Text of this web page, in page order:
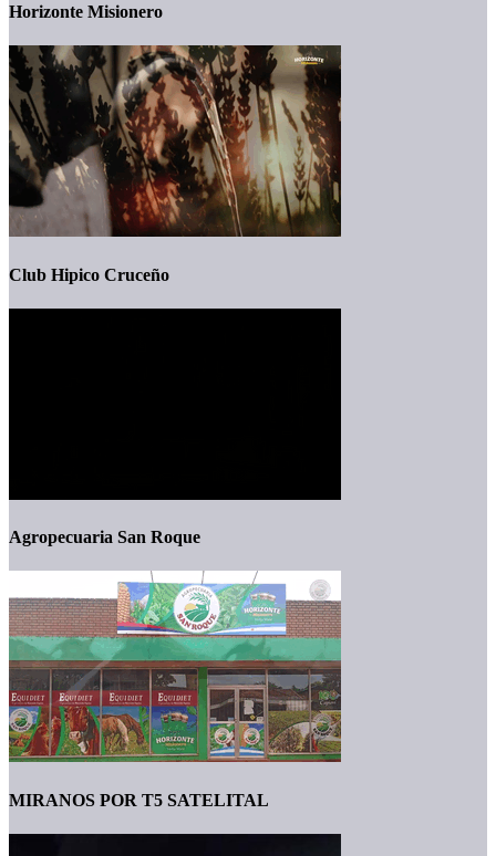
Horizonte Misionero
Club Hipico Cruceño
Agropecuaria San Roque
MIRANOS POR T5 SATELITAL